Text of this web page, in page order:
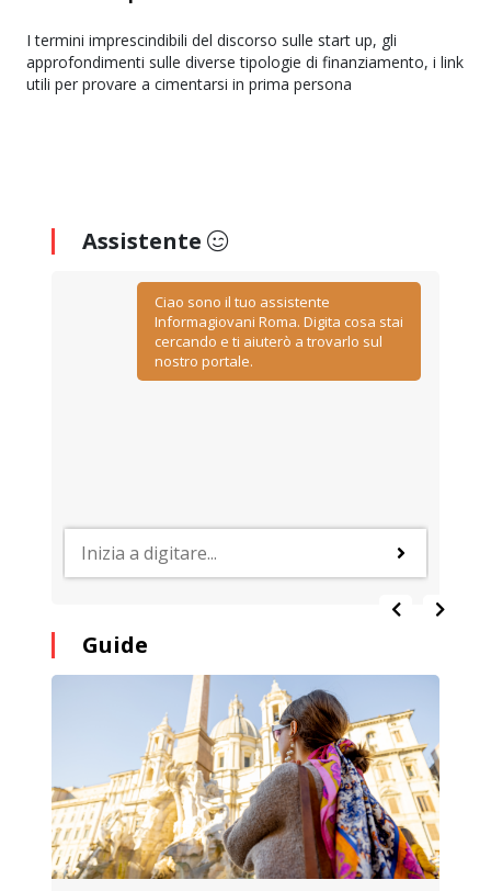
I termini imprescindibili del discorso sulle start up, gli
approfondimenti sulle diverse tipologie di finanziamento, i link
utili per provare a cimentarsi in prima persona
Assistente
Ciao sono il tuo assistente
Informagiovani Roma. Digita cosa stai
cercando e ti aiuterò a trovarlo sul
nostro portale.
Guide